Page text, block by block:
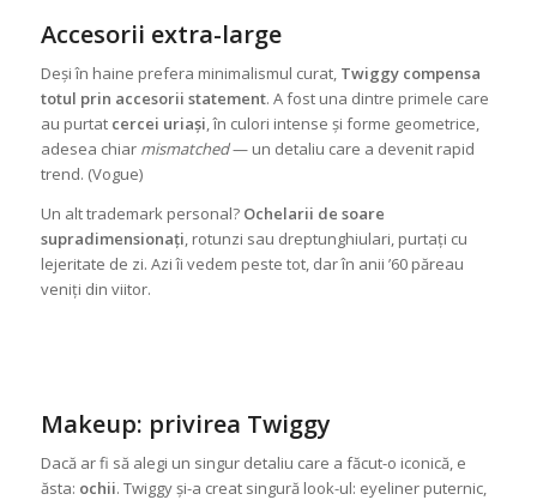
Accesorii extra-large
Deși în haine prefera minimalismul curat, Twiggy compensa
totul prin accesorii statement. A fost una dintre primele care
au purtat cercei uriași, în culori intense și forme geometrice,
adesea chiar mismatched— un detaliu care a devenit rapid
trend. (Vogue)
Un alt trademark personal? Ochelarii de soare
supradimensionați , rotunzi sau dreptunghiulari, purtați cu
lejeritate de zi. Azi îi vedem peste tot, dar în anii ’60 păreau
veniți din viitor.
Makeup: privirea Twiggy
Dacă ar fi să alegi un singur detaliu care a făcut-o iconică, e
ăsta: ochii. Twiggy și-a creat singură look-ul: eyeliner puternic,